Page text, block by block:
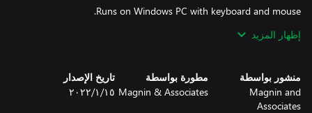
إظهار المزيد
منشور بواسطة
Magnin and
Associates
مطورة بواسطة
Magnin & Associates
تاريخ الإصدار
١٥‏/١‏/٢٠٢٢